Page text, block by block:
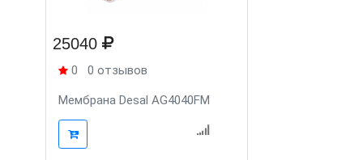
25040
0 0 отзывов
Мембрана Desal AG4040FM